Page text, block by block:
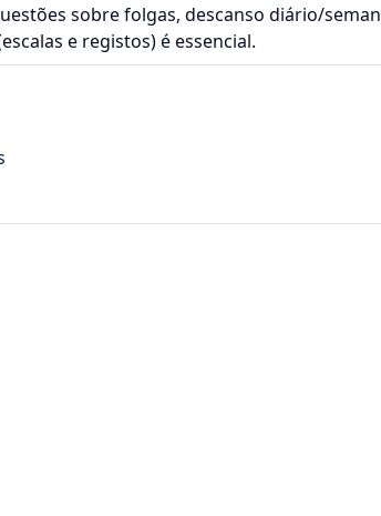
sobre folgas, descanso diário/
e registos) é essencial.